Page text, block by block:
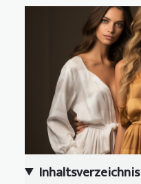
Inhaltsverzeichnis